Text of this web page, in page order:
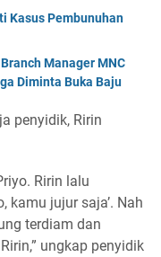
Kasus Pembunuhan
Manager MNC
Diminta Buka Baju
penyidik, Ririn
Ririn lalu
kamu jujur saja’. Nah
terdiam dan
ungkap penyidik